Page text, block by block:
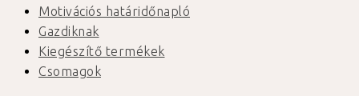
Motivációs határidőnapló
Gazdiknak
Kiegészítő termékek
Csomagok